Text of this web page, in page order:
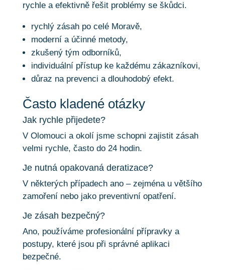
rychle a efektivně řešit problémy se škůdci.
rychlý zásah po celé Moravě,
moderní a účinné metody,
zkušený tým odborníků,
individuální přístup ke každému zákazníkovi,
důraz na prevenci a dlouhodobý efekt.
Často kladené otázky
Jak rychle přijedete?
V Olomouci a okolí jsme schopni zajistit zásah
velmi rychle, často do 24 hodin.
Je nutná opakovaná deratizace?
V některých případech ano – zejména u většího
zamoření nebo jako preventivní opatření.
Je zásah bezpečný?
Ano, používáme profesionální přípravky a
postupy, které jsou při správné aplikaci
bezpečné.